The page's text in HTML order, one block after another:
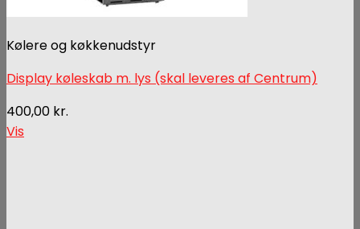
Kølere og køkkenudstyr
Display køleskab m. lys (skal leveres af Centrum)
400,00 kr.
Vis